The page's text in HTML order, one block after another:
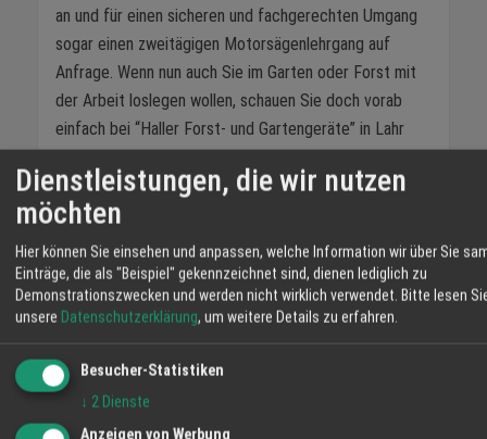
an und für einen sicheren und fachgerechten Umgang
sogar einen zweitägigen Motorsägenlehrgang auf
Anfrage. Wenn nun auch Sie im Garten oder Forst mit
der Arbeit loslegen wollen, schauen Sie doch vorab
einfach bei “Haller Forst- und Gartengeräte” in Lahr
40-jährigen Jubiläum steht sicher auch noch die eine
oder andere Überraschung an.
Forstgeräte Gartengeräte Schutzbekleidung
TEILEN
Dienstleistungen, die wir nutzen
möchten
Hier können Sie einsehen und anpassen, welche Information wir über Sie
Einträge, die als "Beispiel" gekennzeichnet sind, dienen lediglich zu
Demonstrationszwecken und werden nicht wirklich verwendet. Bitte lesen
unsere Datenschutzerklärung, um weitere Details zu erfahren.
Besucher-Statistiken
↓ 2 Dienste
Anzeigen von Werbung